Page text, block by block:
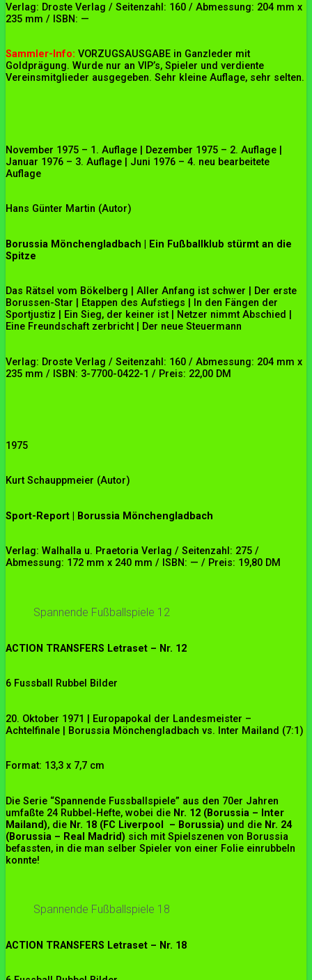
Verlag: Droste Verlag / Seitenzahl: 160 / Abmessung: 204 mm x
235 mm / ISBN: —
Sammler-Info: VORZUGSAUSGABE in Ganzleder mit
Goldprägung. Wurde nur an VIP’s, Spieler und verdiente
Vereinsmitglieder ausgegeben. Sehr kleine Auflage, sehr selten.
November 1975 – 1. Auflage | Dezember 1975 – 2. Auflage |
Januar 1976 – 3. Auflage | Juni 1976 – 4. neu bearbeitete
Auflage
Hans Günter Martin (Autor)
Borussia Mönchengladbach | Ein Fußballklub stürmt an die
Spitze
Das Rätsel vom Bökelberg | Aller Anfang ist schwer | Der erste
Borussen-Star | Etappen des Aufstiegs | In den Fängen der
Sportjustiz | Ein Sieg, der keiner ist | Netzer nimmt Abschied |
Eine Freundschaft zerbricht | Der neue Steuermann
Verlag: Droste Verlag / Seitenzahl: 160 / Abmessung: 204 mm x
235 mm / ISBN: 3-7700-0422-1 / Preis: 22,00 DM
1975
Kurt Schauppmeier (Autor)
Sport-Report | Borussia Mönchengladbach
Verlag: Walhalla u. Praetoria Verlag / Seitenzahl: 275 /
Abmessung: 172 mm x 240 mm / ISBN: — / Preis: 19,80 DM
Spannende Fußballspiele 12
ACTION TRANSFERS Letraset – Nr. 12
6 Fussball Rubbel Bilder
20. Oktober 1971 | Europapokal der Landesmeister –
Achtelfinale | Borussia Mönchengladbach vs. Inter Mailand (7:1)
Format: 13,3 x 7,7 cm
Die Serie “Spannende Fussballspiele” aus den 70er Jahren
umfaßte 24 Rubbel-Hefte, wobei die Nr. 12 (Borussia – Inter
Mailand), die Nr. 18 (FC Liverpool – Borussia) und die Nr. 24
(Borussia – Real Madrid) sich mit Spielszenen von Borussia
befassten, in die man selber Spieler von einer Folie einrubbeln
konnte!
Spannende Fußballspiele 18
ACTION TRANSFERS Letraset – Nr. 18